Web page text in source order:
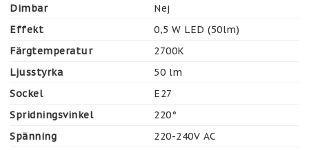
Dimbar
Nej
Effekt
0,5 W LED (50lm)
Färgtemperatur
2700K
Ljusstyrka
50 lm
Sockel
E27
Spridningsvinkel
220°
Spänning
220-240V AC